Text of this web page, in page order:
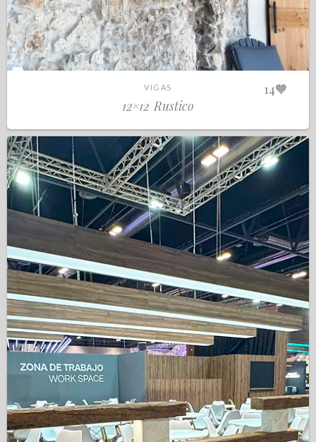
VIGAS
12×12 Rustico
14🧡